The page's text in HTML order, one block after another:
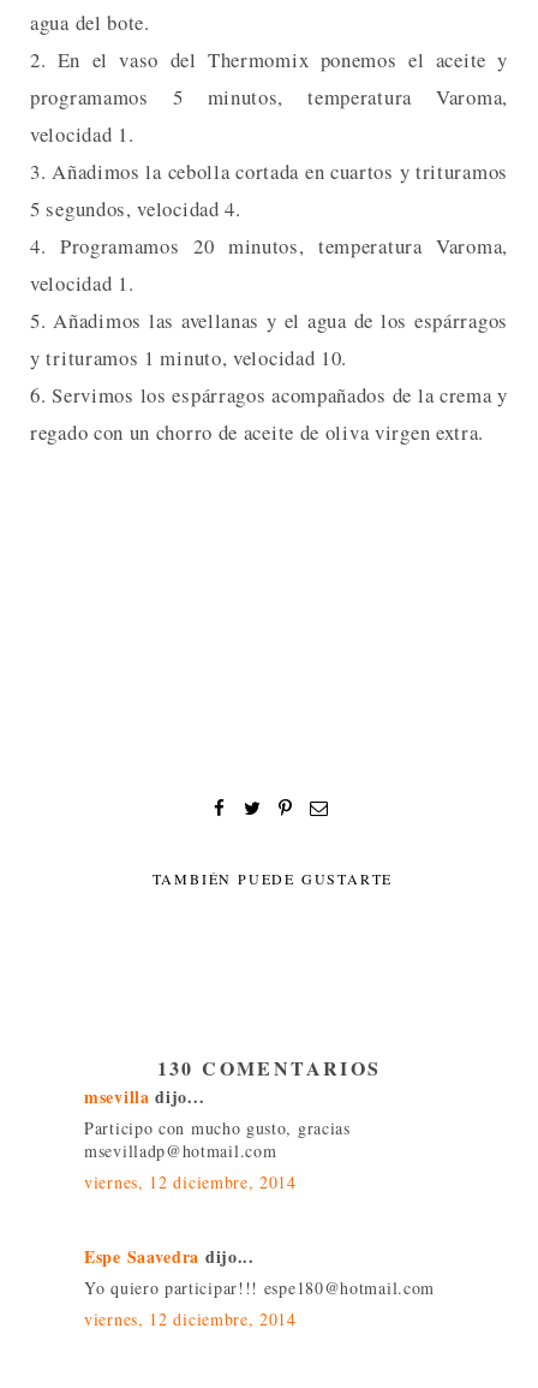
agua del bote.
2. En el vaso del Thermomix ponemos el aceite y
programamos 5 minutos, temperatura Varoma,
velocidad 1.
3. Añadimos la cebolla cortada en cuartos y trituramos
5 segundos, velocidad 4.
4. Programamos 20 minutos, temperatura Varoma,
velocidad 1.
5. Añadimos las avellanas y el agua de los espárragos
y trituramos 1 minuto, velocidad 10.
6. Servimos los espárragos acompañados de la crema y
regado con un chorro de aceite de oliva virgen extra.
TAMBIÉN PUEDE GUSTARTE
130 COMENTARIOS
msevilla dijo...
Participo con mucho gusto, gracias
msevilladp@hotmail.com
viernes, 12 diciembre, 2014
Espe Saavedra dijo...
Yo quiero participar!!! espe180@hotmail.com
viernes, 12 diciembre, 2014